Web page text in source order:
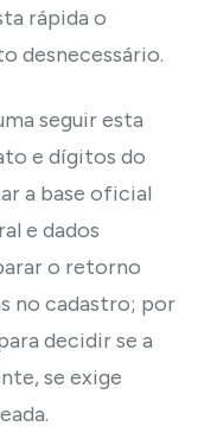
rápida o
desnecessário.
seguir esta
e dígitos do
a base oficial
e dados
o retorno
no cadastro; por
decidir se a
se exige